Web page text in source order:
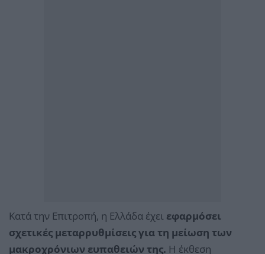
Κατά την Επιτροπή, η Ελλάδα έχει εφαρμόσει
σχετικές μεταρρυθμίσεις για τη μείωση των
μακροχρόνιων ευπαθειών της. Η έκθεση